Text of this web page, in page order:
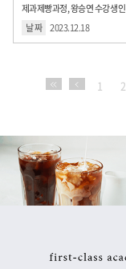
제과제빵과정, 왕승연 수강생
날 짜 2023.12.18
1 2